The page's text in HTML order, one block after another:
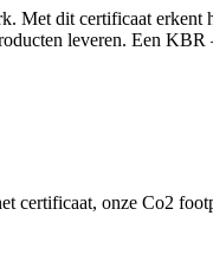
Met dit certificaat erkent
leveren. Een
certificaat, onze Co2